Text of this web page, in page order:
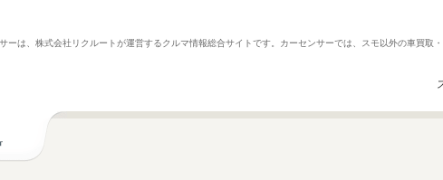
は、株式会社リクルートが運営するクルマ情報総合サイトです。カーセンサーでは、スモ以外の車買取